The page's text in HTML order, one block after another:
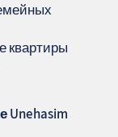
квартиры
Unehasim